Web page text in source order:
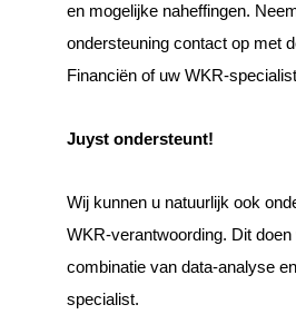
en mogelijke naheffingen.
ondersteuning contact op met
Financiën of uw WKR-
Juyst ondersteunt!
Wij kunnen u natuurlijk ook
WKR-verantwoording. Dit doen
combinatie van data-analyse
specialist.